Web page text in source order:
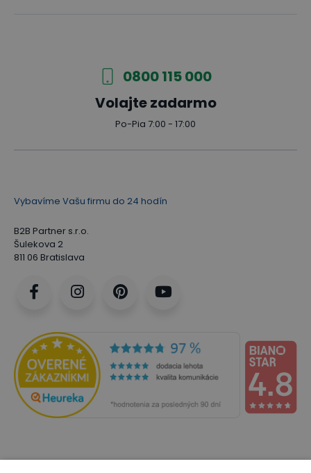
0800 115 000
Volajte zadarmo
Po-Pia 7:00 - 17:00
Vybavíme Vašu firmu do 24 hodín
B2B Partner s.r.o.
Šulekova 2
811 06 Bratislava